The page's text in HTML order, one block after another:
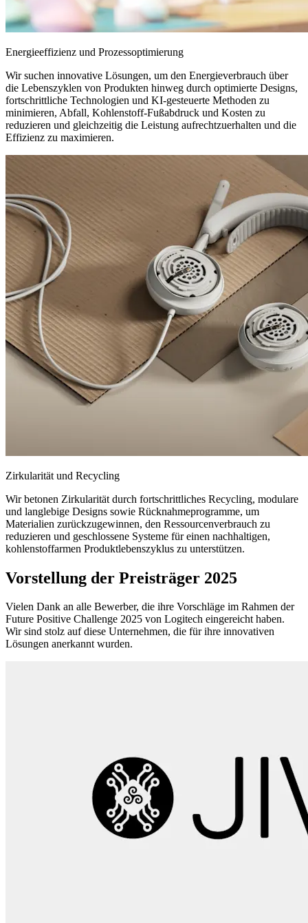
Energieeffizienz und Prozessoptimierung
Wir suchen innovative Lösungen, um den Energieverbrauch über
die Lebenszyklen von Produkten hinweg durch optimierte Designs,
fortschrittliche Technologien und KI-gesteuerte Methoden zu
minimieren, Abfall, Kohlenstoff-Fußabdruck und Kosten zu
reduzieren und gleichzeitig die Leistung aufrechtzuerhalten und die
Effizienz zu maximieren.
Zirkularität und Recycling
Wir betonen Zirkularität durch fortschrittliches Recycling, modulare
und langlebige Designs sowie Rücknahmeprogramme, um
Materialien zurückzugewinnen, den Ressourcenverbrauch zu
reduzieren und geschlossene Systeme für einen nachhaltigen,
kohlenstoffarmen Produktlebenszyklus zu unterstützen.
Vorstellung der Preisträger 2025
Vielen Dank an alle Bewerber, die ihre Vorschläge im Rahmen der
Future Positive Challenge 2025 von Logitech eingereicht haben.
Wir sind stolz auf diese Unternehmen, die für ihre innovativen
Lösungen anerkannt wurden.